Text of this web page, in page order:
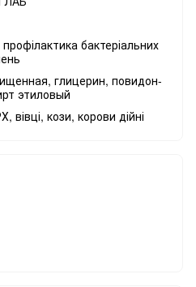
бактеріальних
глицерин, повидон-
этиловый
вівці, кози, корови дійні